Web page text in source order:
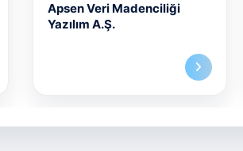
Apsen Veri Madenciliği
Yazılım A.Ş.